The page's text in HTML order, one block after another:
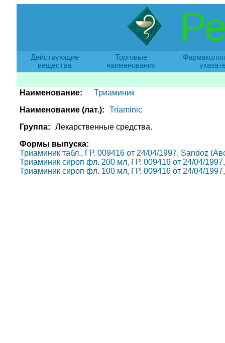
Действующие
вещества
Торговые
наименования
Наименование:
Триаминик
Наименование (лат.):
Triaminic
Группа:
Лекарственные средства.
Формы выпуска:
Триаминик табл., ГР. 009416 от 24/04/1997, Sandoz
Триаминик сироп фл. 200 мл, ГР. 009416 от 24/04/
Триаминик сироп фл. 100 мл, ГР. 009416 от 24/04/